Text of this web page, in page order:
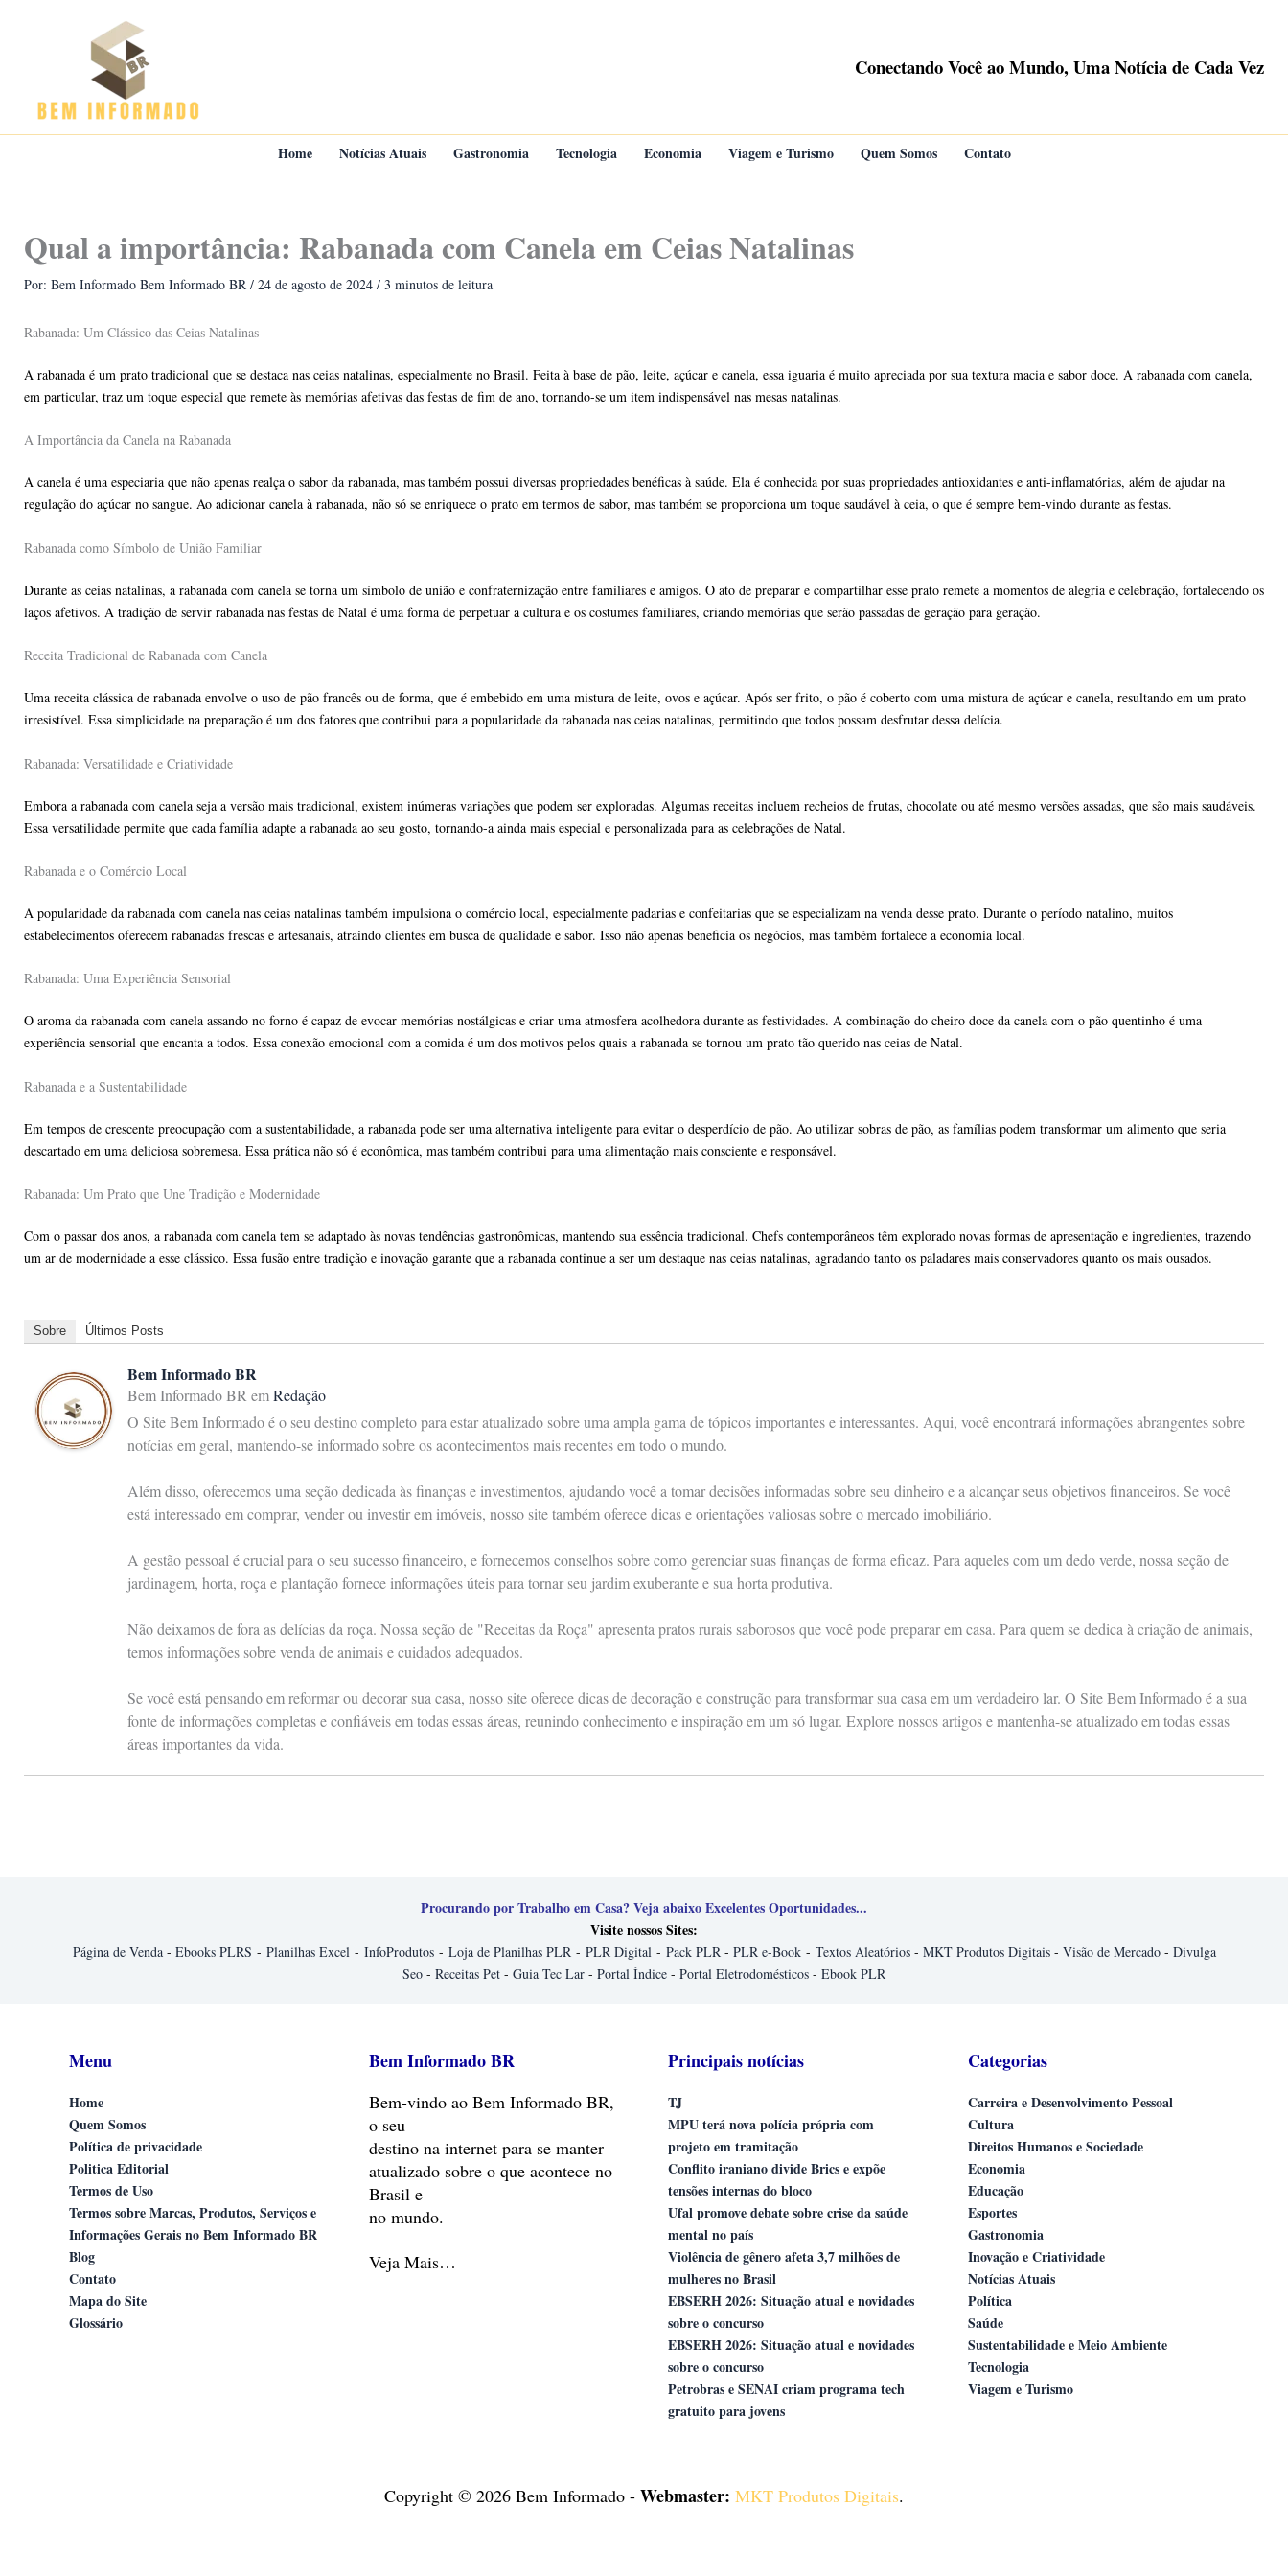
Conectando Você ao Mundo, Uma Notícia de Cada Vez
Home Notícias Atuais Gastronomia Tecnologia Economia Viagem e Turismo Quem Somos Contato
Qual a importância: Rabanada com Canela em Ceias Natalinas
Por: Bem Informado Bem Informado BR / 24 de agosto de 2024 / 3 minutos de leitura
Rabanada: Um Clássico das Ceias Natalinas
A rabanada é um prato tradicional que se destaca nas ceias natalinas, especialmente no Brasil. Feita à base de pão, leite, açúcar e canela, essa iguaria é muito apreciada por sua textura macia e sabor doce. A rabanada com canela,
em particular, traz um toque especial que remete às memórias afetivas das festas de fim de ano, tornando-se um item indispensável nas mesas natalinas.
A Importância da Canela na Rabanada
A canela é uma especiaria que não apenas realça o sabor da rabanada, mas também possui diversas propriedades benéficas à saúde. Ela é conhecida por suas propriedades antioxidantes e anti-inflamatórias, além de ajudar na
regulação do açúcar no sangue. Ao adicionar canela à rabanada, não só se enriquece o prato em termos de sabor, mas também se proporciona um toque saudável à ceia, o que é sempre bem-vindo durante as festas.
Rabanada como Símbolo de União Familiar
Durante as ceias natalinas, a rabanada com canela se torna um símbolo de união e confraternização entre familiares e amigos. O ato de preparar e compartilhar esse prato remete a momentos de alegria e celebração, fortalecendo os
laços afetivos. A tradição de servir rabanada nas festas de Natal é uma forma de perpetuar a cultura e os costumes familiares, criando memórias que serão passadas de geração para geração.
Receita Tradicional de Rabanada com Canela
Uma receita clássica de rabanada envolve o uso de pão francês ou de forma, que é embebido em uma mistura de leite, ovos e açúcar. Após ser frito, o pão é coberto com uma mistura de açúcar e canela, resultando em um prato
irresistível. Essa simplicidade na preparação é um dos fatores que contribui para a popularidade da rabanada nas ceias natalinas, permitindo que todos possam desfrutar dessa delícia.
Rabanada: Versatilidade e Criatividade
Embora a rabanada com canela seja a versão mais tradicional, existem inúmeras variações que podem ser exploradas. Algumas receitas incluem recheios de frutas, chocolate ou até mesmo versões assadas, que são mais saudáveis.
Essa versatilidade permite que cada família adapte a rabanada ao seu gosto, tornando-a ainda mais especial e personalizada para as celebrações de Natal.
Rabanada e o Comércio Local
A popularidade da rabanada com canela nas ceias natalinas também impulsiona o comércio local, especialmente padarias e confeitarias que se especializam na venda desse prato. Durante o período natalino, muitos
estabelecimentos oferecem rabanadas frescas e artesanais, atraindo clientes em busca de qualidade e sabor. Isso não apenas beneficia os negócios, mas também fortalece a economia local.
Rabanada: Uma Experiência Sensorial
O aroma da rabanada com canela assando no forno é capaz de evocar memórias nostálgicas e criar uma atmosfera acolhedora durante as festividades. A combinação do cheiro doce da canela com o pão quentinho é uma
experiência sensorial que encanta a todos. Essa conexão emocional com a comida é um dos motivos pelos quais a rabanada se tornou um prato tão querido nas ceias de Natal.
Rabanada e a Sustentabilidade
Em tempos de crescente preocupação com a sustentabilidade, a rabanada pode ser uma alternativa inteligente para evitar o desperdício de pão. Ao utilizar sobras de pão, as famílias podem transformar um alimento que seria
descartado em uma deliciosa sobremesa. Essa prática não só é econômica, mas também contribui para uma alimentação mais consciente e responsável.
Rabanada: Um Prato que Une Tradição e Modernidade
Com o passar dos anos, a rabanada com canela tem se adaptado às novas tendências gastronômicas, mantendo sua essência tradicional. Chefs contemporâneos têm explorado novas formas de apresentação e ingredientes, trazendo
um ar de modernidade a esse clássico. Essa fusão entre tradição e inovação garante que a rabanada continue a ser um destaque nas ceias natalinas, agradando tanto os paladares mais conservadores quanto os mais ousados.
Sobre Últimos Posts
Bem Informado BR
Bem Informado BR emRedação
O Site Bem Informado é o seu destino completo para estar atualizado sobre uma ampla gama de tópicos importantes e interessantes. Aqui, você encontrará informações abrangentes sobre
notícias em geral, mantendo-se informado sobre os acontecimentos mais recentes em todo o mundo.
Além disso, oferecemos uma seção dedicada às finanças e investimentos, ajudando você a tomar decisões informadas sobre seu dinheiro e a alcançar seus objetivos financeiros. Se você
está interessado em comprar, vender ou investir em imóveis, nosso site também oferece dicas e orientações valiosas sobre o mercado imobiliário.
A gestão pessoal é crucial para o seu sucesso financeiro, e fornecemos conselhos sobre como gerenciar suas finanças de forma eficaz. Para aqueles com um dedo verde, nossa seção de
jardinagem, horta, roça e plantação fornece informações úteis para tornar seu jardim exuberante e sua horta produtiva.
Não deixamos de fora as delícias da roça. Nossa seção de "Receitas da Roça" apresenta pratos rurais saborosos que você pode preparar em casa. Para quem se dedica à criação de animais,
temos informações sobre venda de animais e cuidados adequados.
Se você está pensando em reformar ou decorar sua casa, nosso site oferece dicas de decoração e construção para transformar sua casa em um verdadeiro lar. O Site Bem Informado é a sua
fonte de informações completas e confiáveis em todas essas áreas, reunindo conhecimento e inspiração em um só lugar. Explore nossos artigos e mantenha-se atualizado em todas essas
áreas importantes da vida.
Procurando por Trabalho em Casa? Veja abaixo Excelentes Oportunidades...
Visite nossos Sites:
Página de Venda- Ebooks PLRS - Planilhas Excel- InfoProdutos- Loja de Planilhas PLR- PLR Digital- Pack PLR- PLR e-Book- Textos Aleatórios- MKT Produtos Digitais- Visão de Mercado- Divulga
Seo - Receitas Pet - Guia Tec Lar - Portal Índice - Portal Eletrodomésticos - Ebook PLR
Menu
Home
Quem Somos
Política de privacidade
Politica Editorial
Termos de Uso
Termos sobre Marcas, Produtos, Serviços e
Informações Gerais no Bem Informado BR
Blog
Contato
Mapa do Site
Glossário
Bem Informado BR
Bem-vindoao Bem Informado BR,
o seu
destino na internet para se manter
atualizado sobre o que acontece no
Brasil e
no mundo.
Veja Mais…
Principais notícias
TJ
MPU terá nova polícia própria com
projeto em tramitação
Conflito iraniano divide Brics e expõe
tensões internas do bloco
Ufal promove debate sobre crise da saúde
mental no país
Violência de gênero afeta 3,7 milhões de
mulheres no Brasil
EBSERH 2026: Situação atual e novidades
sobre o concurso
EBSERH 2026: Situação atual e novidades
sobre o concurso
Petrobras e SENAI criam programa tech
gratuito para jovens
Categorias
Carreira e Desenvolvimento Pessoal
Cultura
Direitos Humanos e Sociedade
Economia
Educação
Esportes
Gastronomia
Inovação e Criatividade
Notícias Atuais
Política
Saúde
Sustentabilidade e Meio Ambiente
Tecnologia
Viagem e Turismo
Copyright © 2026 Bem Informado - Webmaster: MKT Produtos Digitais.